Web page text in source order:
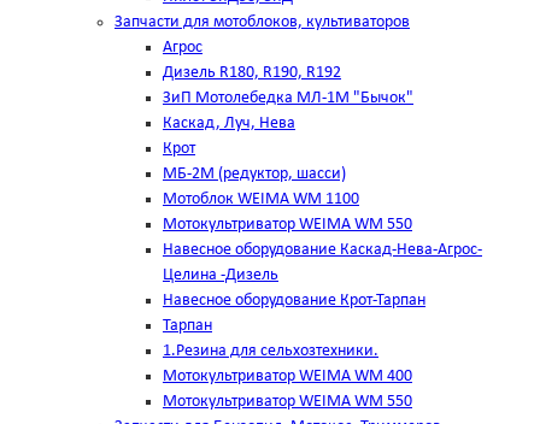
Запчасти для мотоблоков, культиваторов
Агрос
Дизель R180, R190, R192
ЗиП Мотолебедка МЛ-1М "Бычок"
Каскад, Луч, Нева
Крот
МБ-2М (редуктор, шасси)
Мотоблок WEIMA WM 1100
Мотокультриватор WEIMA WM 550
Навесное оборудование Каскад-Нева-Агрос-
Целина -Дизель
Навесное оборудование Крот-Тарпан
Тарпан
1.Резина для сельхозтехники.
Мотокультриватор WEIMA WM 400
Мотокультриватор WEIMA WM 550